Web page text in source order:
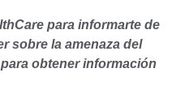
para informarte de
sobre la amenaza del
para obtener información